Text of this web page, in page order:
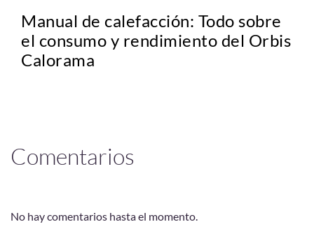
Manual de calefacción: Todo sobre
el consumo y rendimiento del Orbis
Calorama
Comentarios
No hay comentarios hasta el momento.